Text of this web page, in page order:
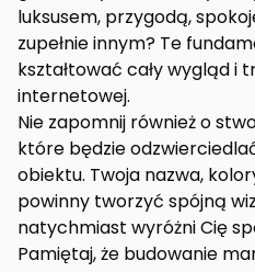
luksusem, przygodą,
zupełnie innym? Te
kształtować cały wygląd i
internetowej.
Nie zapomnij również o
które będzie
obiektu. Twoja nazwa,
powinny tworzyć spójną
natychmiast wyróżni Cię
Pamiętaj, że budowanie